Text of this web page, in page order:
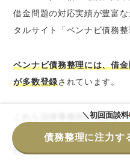
借金問題の対応実績が豊富
タルサイト「ベンナビ債務整
ベンナビ債務整理には、借
が多数登録されています。
これら法律事務所に相談を
護士が、それぞれの状況に
れます。
＼初回面談料
債務整理に注力す